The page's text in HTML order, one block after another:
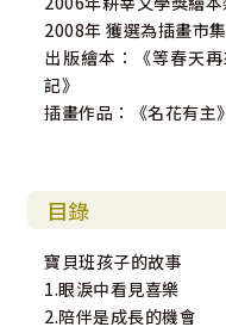
2008年 獲選為插畫市
出版繪本：《等春天
記》
插畫作品：《名花有主
目錄
寶貝班孩子的故事
1.眼淚中看見喜樂
2.陪伴是成長的機會